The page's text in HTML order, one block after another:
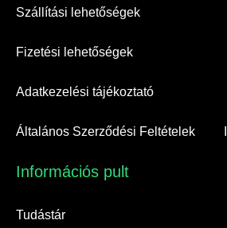
Szállítási lehetőségek
Fizetési lehetőségek
Adatkezelési tájékoztató
Általános Szerződési Feltételek
Információs pult​
Tudástár